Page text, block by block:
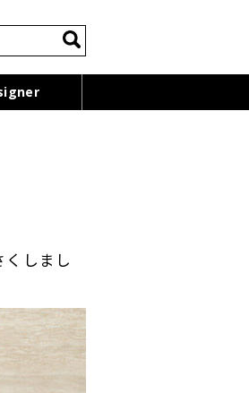
しまし